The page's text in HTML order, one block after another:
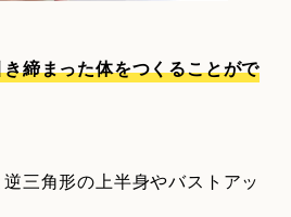
締まった体をつくることがで
三角形の上半身やバストアッ